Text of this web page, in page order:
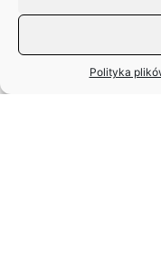
Polityka